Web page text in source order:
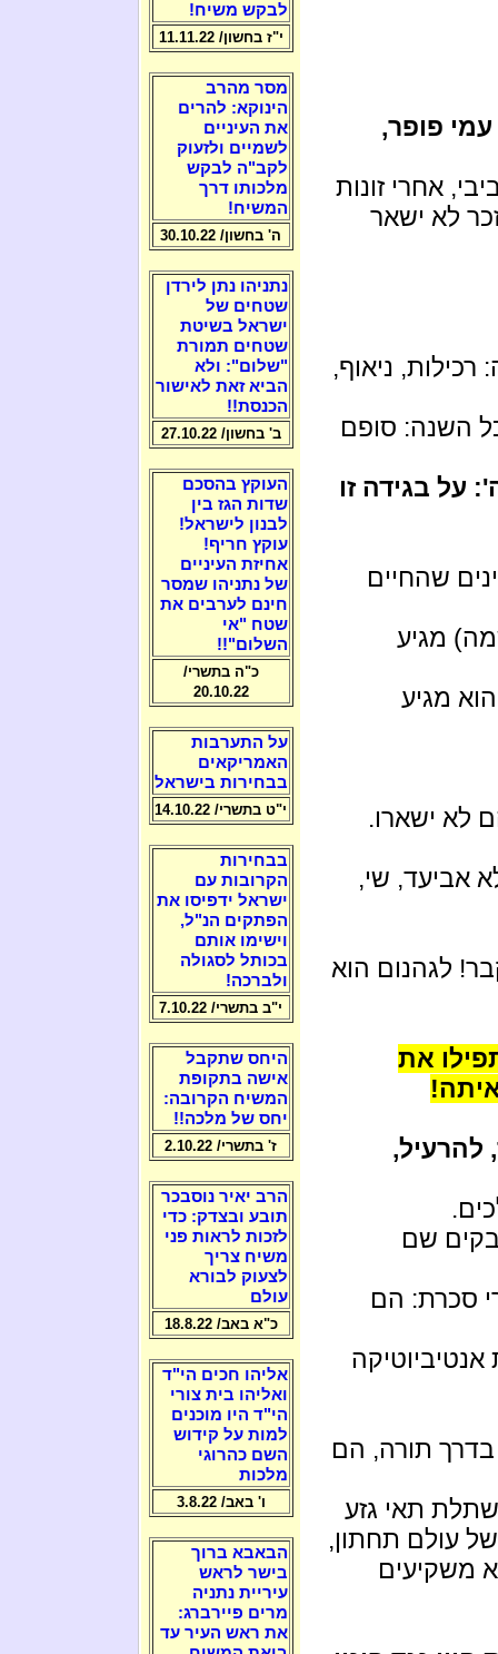
פופר,
אחרי זונות
לא ישאר
ניאוף,
השנה: סופם
על בגידה זו
שהחיים
מגיע
מגיע
לא ישארו.
אביעד, שי,
לגהנום הוא
את
להרעיל,
שם
סכרת: הם
בדרך תורה, הם
תאי גזע
עולם תחתון,
משקיעים
לבקש משיח!
י"ז בחשון/ 11.11.22
מסר מהרב
הינוקא: להרים
את העיניים
לשמיים ולזעוק
לקב"ה לבקש
מלכותו דרך
המשיח!
ה' בחשון/ 30.10.22
נתניהו נתן לירדן
שטחים של
ישראל בשיטת
שטחים תמורת
"שלום": ולא
הביא זאת לאישור
הכנסת!!
ב' בחשון/ 27.10.22
העוקץ בהסכם
שדות הגז בין
לבנון לישראל!
עוקץ חריף!
אחיזת העיניים
של נתניהו שמסר
חינם לערבים את
שטח "אי
השלום"!!
כ"ה בתשרי/
20.10.22
על התערבות
האמריקאים
בבחירות בישראל
י"ט בתשרי/ 14.10.22
בבחירות
הקרובות עם
ישראל ידפיסו את
הפתקים הנ"ל,
וישימו אותם
בכותל לסגולה
ולברכה!
י"ב בתשרי/ 7.10.22
היחס שתקבל
אישה בתקופת
המשיח הקרובה:
יחס של מלכה!!
ז' בתשרי/ 2.10.22
הרב יאיר נוסבכר
תובע ובצדק: כדי
לזכות לראות פני
משיח צריך
לצעוק לבורא
עולם
כ"א באב/ 18.8.22
אליהו חכים הי"ד
ואליהו בית צורי
הי"ד היו מוכנים
למות על קידוש
השם כהרוגי
מלכות
ו' באב/ 3.8.22
הבאבא ברוך
בישר לראש
עיריית נתניה
מרים פיירברג:
את ראש העיר עד